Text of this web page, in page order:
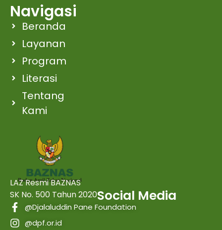
Navigasi
Beranda
Layanan
Program
Literasi
Tentang
Kami
LAZ Resmi BAZNAS
SK No. 500 Tahun 2020Social Media
@Djalaluddin Pane Foundation
@dpf.or.id